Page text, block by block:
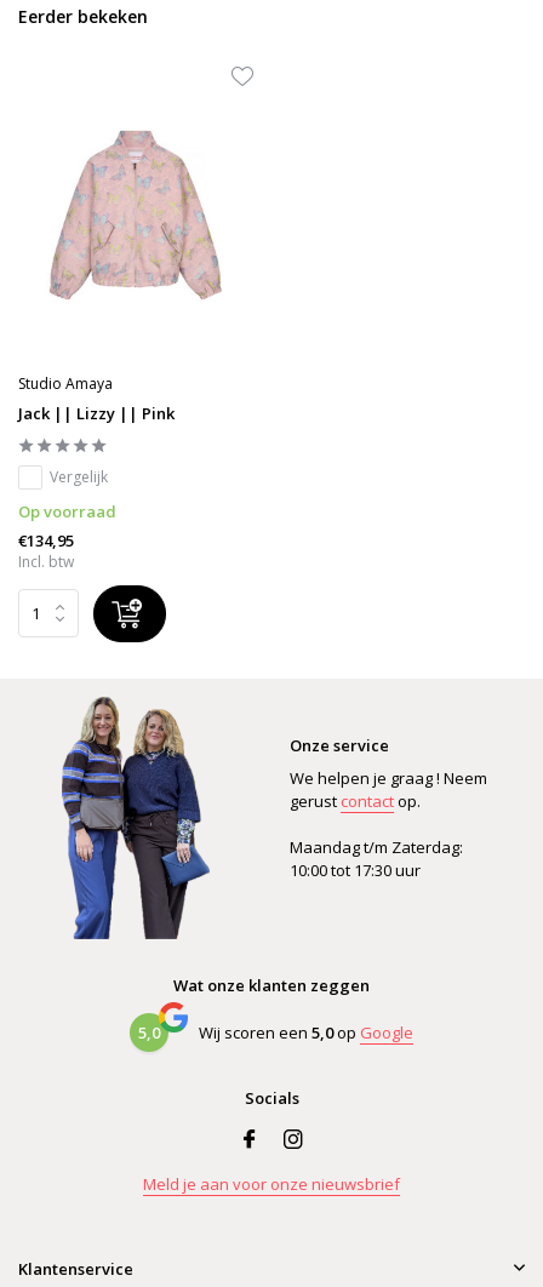
Eerder bekeken
Studio Amaya
Jack || Lizzy || Pink
Vergelijk
Op voorraad
€134,95
Incl. btw
Onze service
We helpen je graag ! Neem
gerust contactop.
Maandag t/m Zaterdag:
10:00 tot 17:30 uur
Wat onze klanten zeggen
5,0 Wij scoren een 5,0op Google
Socials
Meld je aan voor onze nieuwsbrief
Klantenservice